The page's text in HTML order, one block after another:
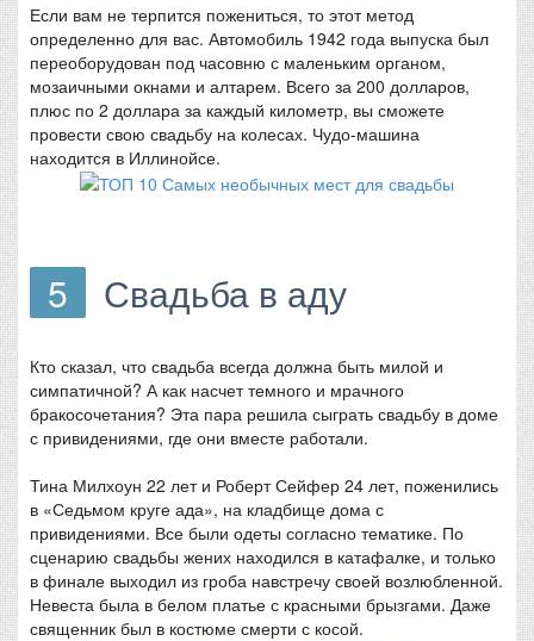
Если вам не терпится пожениться, то этот метод
определенно для вас. Автомобиль 1942 года выпуска был
переоборудован под часовню с маленьким органом,
мозаичными окнами и алтарем. Всего за 200 долларов,
плюс по 2 доллара за каждый километр, вы сможете
провести свою свадьбу на колесах. Чудо-машина
находится в Иллинойсе.
5 Свадьба в аду
Кто сказал, что свадьба всегда должна быть милой и
симпатичной? А как насчет темного и мрачного
бракосочетания? Эта пара решила сыграть свадьбу в доме
с привидениями, где они вместе работали.
Тина Милхоун 22 лет и Роберт Сейфер 24 лет, поженились
в «Седьмом круге ада», на кладбище дома с
привидениями. Все были одеты согласно тематике. По
сценарию свадьбы жених находился в катафалке, и только
в финале выходил из гроба навстречу своей возлюбленной.
Невеста была в белом платье с красными брызгами. Даже
священник был в костюме смерти с косой.